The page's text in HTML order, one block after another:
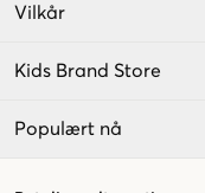
Vilkår
Kids Brand Store
Populært nå